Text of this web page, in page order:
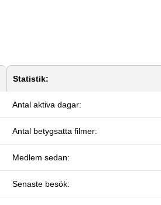
Statistik:
Antal aktiva dagar:
Antal betygsatta filmer:
Medlem sedan:
Senaste besök: